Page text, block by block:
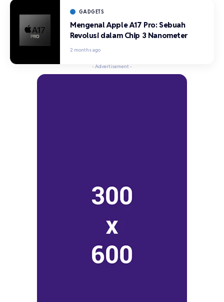
GADGETS
Mengenal Apple A17 Pro: Sebuah
Revolusi dalam Chip 3 Nanometer
2 months ago
- Advertisement -